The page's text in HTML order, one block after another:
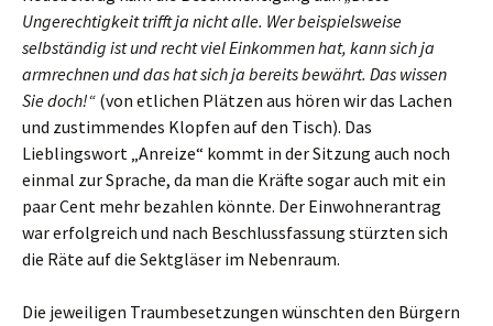
Ungerechtigkeit trifft ja nicht alle. Wer beispielsweise
selbständig ist und recht viel Einkommen hat, kann sich ja
armrechnen und das hat sich ja bereits bewährt. Das wissen
Sie doch!“ (von etlichen Plätzen aus hören wir das Lachen
und zustimmendes Klopfen auf den Tisch). Das
Lieblingswort „Anreize“ kommt in der Sitzung auch noch
einmal zur Sprache, da man die Kräfte sogar auch mit ein
paar Cent mehr bezahlen könnte. Der Einwohnerantrag
war erfolgreich und nach Beschlussfassung stürzten sich
die Räte auf die Sektgläser im Nebenraum.
Die jeweiligen Traumbesetzungen wünschten den Bürgern